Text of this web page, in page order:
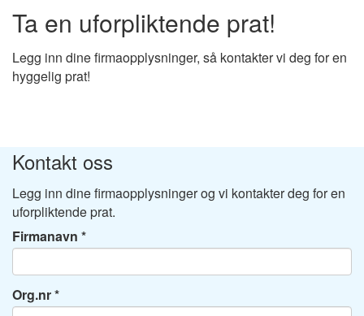
Ta en uforpliktende prat!
Legg inn dine firmaopplysninger, så kontakter vi deg for en
hyggelig prat!
Kontakt oss
Legg inn dine firmaopplysninger og vi kontakter deg for en
uforpliktende prat.
Firmanavn
Org.nr